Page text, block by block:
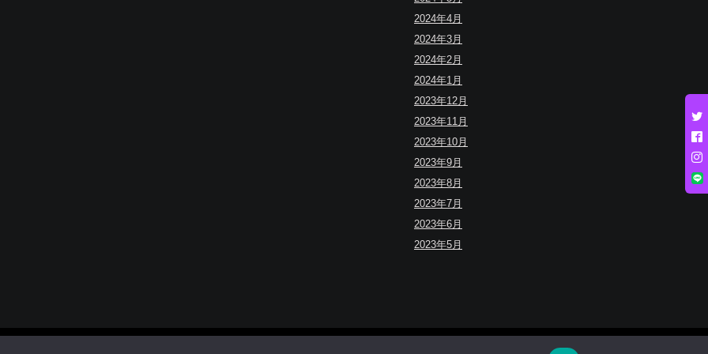
2024年4月
2024年3月
2024年2月
2024年1月
2023年12月
2023年11月
2023年10月
2023年9月
2023年8月
2023年7月
2023年6月
2023年5月